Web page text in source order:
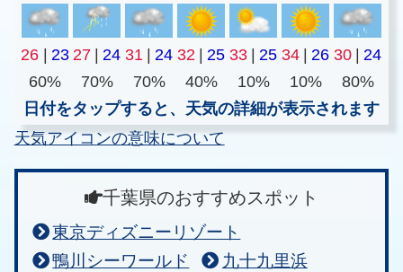
26 | 23 27 | 24 31 | 24 32 | 25 33 | 25 34 | 26 30 | 24
60%
70% 70% 40% 10% 10%
80%
日付をタップすると、天気の詳細が表示されます
天気アイコンの意味について
千葉県のおすすめスポット
東京ディズニーリゾート
鴨川シーワールド
九十九里浜